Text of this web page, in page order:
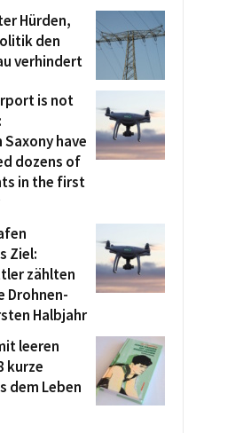
Hürden,
den
verhindert
is not
have
dozens of
in the first
Ziel:
zählten
Drohnen-
Halbjahr
leeren
kurze
dem Leben